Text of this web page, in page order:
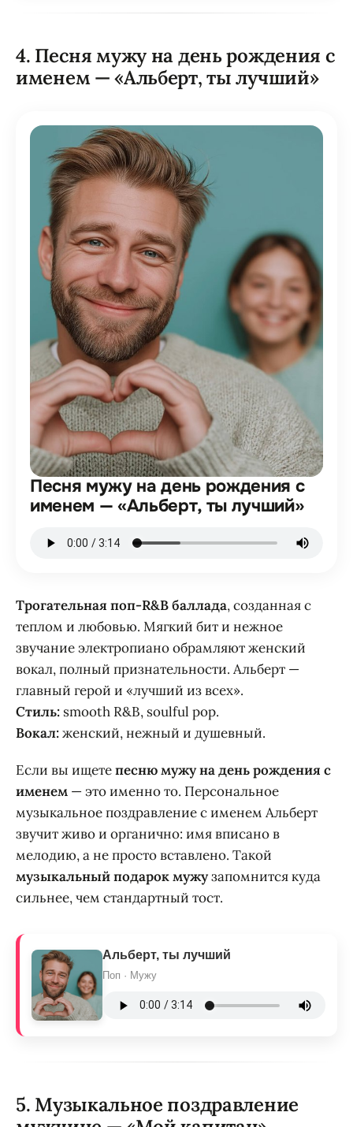
4. Песня мужу на день рождения с
именем — «Альберт, ты лучший»
Песня мужу на день рождения с
именем — «Альберт, ты лучший»
Трогательная поп-R&B баллада, созданная с
теплом и любовью. Мягкий бит и нежное
звучание электропиано обрамляют женский
вокал, полный признательности. Альберт —
главный герой и «лучший из всех».
Стиль: smooth R&B, soulful pop.
Вокал:женский, нежный и душевный.
Если вы ищетепесню мужу на день рождения с
именем — это именно то. Персональное
музыкальное поздравление с именем Альберт
звучит живо и органично: имя вписано в
мелодию, а не просто вставлено. Такой
музыкальный подарок мужузапомнится куда
сильнее, чем стандартный тост.
Альберт, ты лучший
Поп · Мужу
5. Музыкальное поздравление